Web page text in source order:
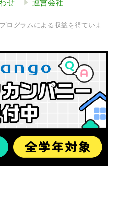
せ 運営会社
ログラムによる収益を得ていま